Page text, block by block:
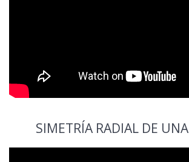
SIMETRÍA RADIAL DE